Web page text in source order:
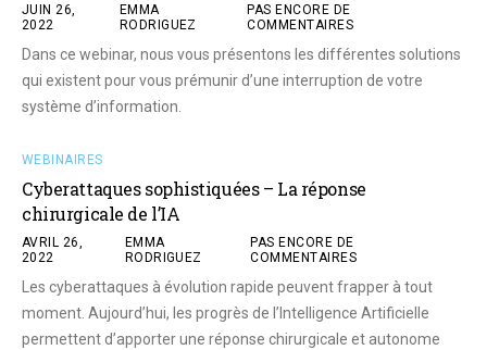
JUIN 26,
2022
EMMA
RODRIGUEZ
PAS ENCORE DE
COMMENTAIRES
Dans ce webinar, nous vous présentons les différentes solutions
qui existent pour vous prémunir d’une interruption de votre
système d’information.
WEBINAIRES
Cyberattaques sophistiquées – La réponse
chirurgicale de l’IA
AVRIL 26,
2022
EMMA
RODRIGUEZ
PAS ENCORE DE
COMMENTAIRES
Les cyberattaques à évolution rapide peuvent frapper à tout
moment. Aujourd’hui, les progrès de l’Intelligence Artificielle
permettent d’apporter une réponse chirurgicale et autonome